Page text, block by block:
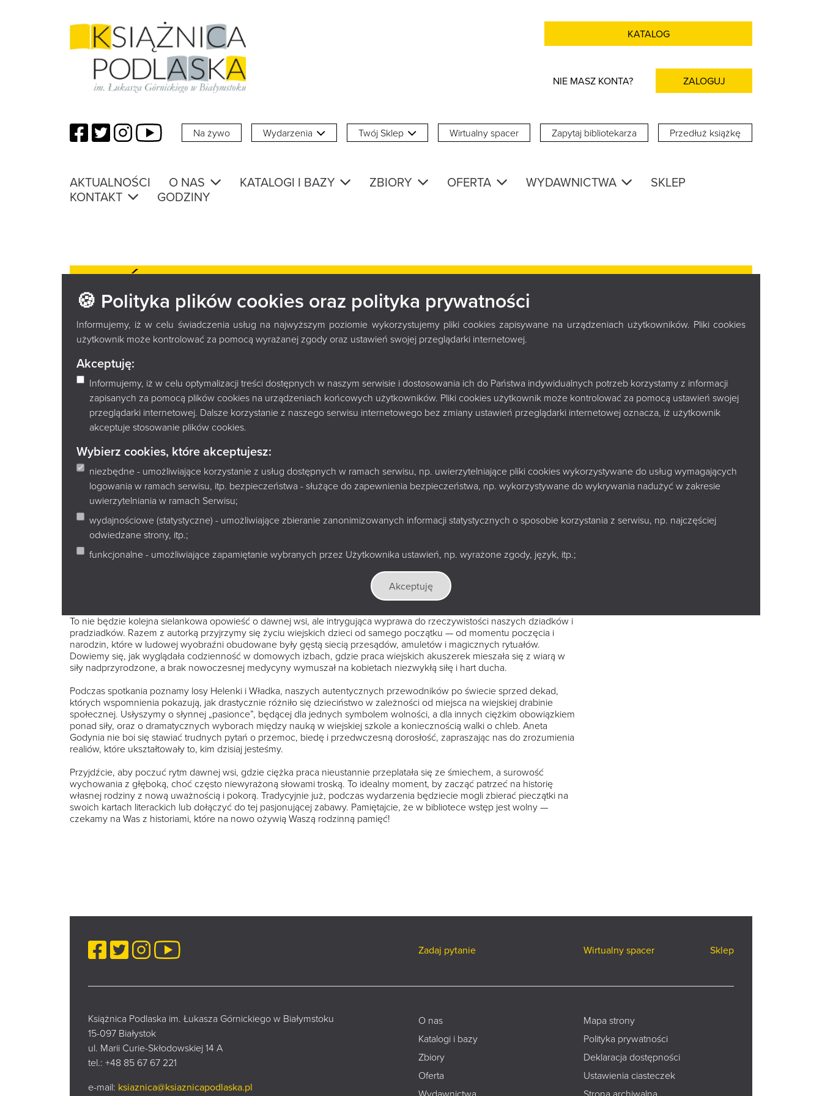
🍪 Polityka plików cookies oraz polityka prywatności
Informujemy, iż w celu świadczenia usług na najwyższym poziomie wykorzystujemy pliki cookies zapisywane na urządzeniach użytkowników. Pliki cookies
użytkownik może kontrolować za pomocą wyrażanej zgody oraz ustawień swojej przeglądarki internetowej.
Akceptuję:
Informujemy, iż w celu optymalizacji treści dostępnych w naszym serwisie i dostosowania ich do Państwa indywidualnych potrzeb korzystamy z informacji
zapisanych za pomocą plików cookies na urządzeniach końcowych użytkowników. Pliki cookies użytkownik może kontrolować za pomocą ustawień swojej
przeglądarki internetowej. Dalsze korzystanie z naszego serwisu internetowego bez zmiany ustawień przeglądarki internetowej oznacza, iż użytkownik
akceptuje stosowanie plików cookies.
Wybierz cookies, które akceptujesz:
niezbędne - umożliwiające korzystanie z usług dostępnych w ramach serwisu, np. uwierzytelniające pliki cookies wykorzystywane do usług wymagających
logowania w ramach serwisu, itp. bezpieczeństwa - służące do zapewnienia bezpieczeństwa, np. wykorzystywane do wykrywania nadużyć w zakresie
uwierzytelniania w ramach Serwisu;
wydajnościowe (statystyczne) - umożliwiające zbieranie zanonimizowanych informacji statystycznych o sposobie korzystania z serwisu, np. najczęściej
odwiedzane strony, itp.;
funkcjonalne - umożliwiające zapamiętanie wybranych przez Użytkownika ustawień, np. wyrażone zgody, język, itp.;
Akceptuję
KATALOG
NIE MASZ KONTA? ZALOGUJ
Facebook
TwitterInstagram
YouTube Na żywo Wydarzenia Twój Sklep Wirtualny spacer Zapytaj bibliotekarza Przedłuż książkę
AKTUALNOŚCI O NAS KATALOGI I BAZY ZBIORY OFERTA WYDAWNICTWA
SKLEP
KONTAKT
GODZINY
ŚRODA LITERACKA Z ANETĄ GODYNIĄ -
AUTORKĄ KSIĄŻKI "WIEJSKIE DZIECI.
KIEDY NASI PRZODKOWIE BYLI MALI"
Zastanawialiście się kiedyś, co tak
metrykami Waszych przodków? To nie
tylko suche daty i nazwiska, ale
i emocji, które rzadko trafiają na karty
oficjalnych podręczników.
Już 22 kwietnia 2026 roku o godzinie 18:00 zapraszamy Was do Książnicy Podlaskiej na wyjątkowe spotkanie z cyklu
Środy Literackie. Naszym gościem będzie Aneta Godynia, genealożka, która w swojej fascynującej książce „Wiejskie
dzieci. Kiedy nasi przodkowie byli mali” odkrywa świat, w którym dzieciństwo rzadko oznaczało beztroskę, zabawę i
To nie będzie kolejna sielankowa opowieść o dawnej wsi, ale intrygująca wyprawa do rzeczywistości naszych dziadków i
pradziadków. Razem z autorką przyjrzymy się życiu wiejskich dzieci od samego początku — od momentu poczęcia i
narodzin, które w ludowej wyobraźni obudowane były gęstą siecią przesądów, amuletów i magicznych rytuałów.
Dowiemy się, jak wyglądała codzienność w domowych izbach, gdzie praca wiejskich akuszerek mieszała się z wiarą w
siły nadprzyrodzone, a brak nowoczesnej medycyny wymuszał na kobietach niezwykłą siłę i hart ducha.
Podczas spotkania poznamy losy Helenki i Władka, naszych autentycznych przewodników po świecie sprzed dekad,
których wspomnienia pokazują, jak drastycznie różniło się dzieciństwo w zależności od miejsca na wiejskiej drabinie
społecznej. Usłyszymy o słynnej „pasionce”, będącej dla jednych symbolem wolności, a dla innych ciężkim obowiązkiem
ponad siły, oraz o dramatycznych wyborach między nauką w wiejskiej szkole a koniecznością walki o chleb. Aneta
Godynia nie boi się stawiać trudnych pytań o przemoc, biedę i przedwczesną dorosłość, zapraszając nas do zrozumienia
realiów, które ukształtowały to, kim dzisiaj jesteśmy.
Przyjdźcie, aby poczuć rytm dawnej wsi, gdzie ciężka praca nieustannie przeplatała się ze śmiechem, a surowość
wychowania z głęboką, choć często niewyrażoną słowami troską. To idealny moment, by zacząć patrzeć na historię
własnej rodziny z nową uważnością i pokorą. Tradycyjnie już, podczas wydarzenia będziecie mogli zbierać pieczątki na
swoich kartach literackich lub dołączyć do tej pasjonującej zabawy. Pamiętajcie, że w bibliotece wstęp jest wolny —
czekamy na Was z historiami, które na nowo ożywią Waszą rodzinną pamięć!
KSIĄŻNICA PODLASKA -
GALERIA PARTER
Marii Curie-Skłodowskiej 14A
Facebook
TwitterInstagram
YouTube Zadaj pytanie Wirtualny spacer Sklep
Książnica Podlaska im. Łukasza Górnickiego w Białymstoku
15-097 Białystok
ul. Marii Curie-Skłodowskiej 14 A
tel.: +48 85 67 67 221
e-mail: ksiaznica@ksiaznicapodlaska.pl
O nas
Katalogi i bazy
Zbiory
Oferta
Mapa strony
Polityka prywatności
Deklaracja dostępności
Ustawienia ciasteczek